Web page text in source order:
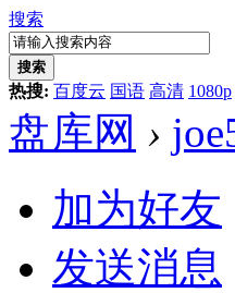
搜索
搜索
热搜: 百度云 国语 高清 1080p
盘库网 ›
加为好友
发送消息